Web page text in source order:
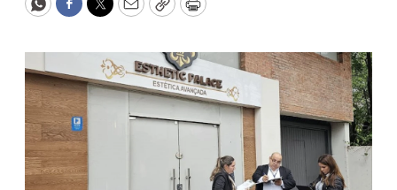
WhatsApp
Facebook
Twitter
EmailCopyPrint